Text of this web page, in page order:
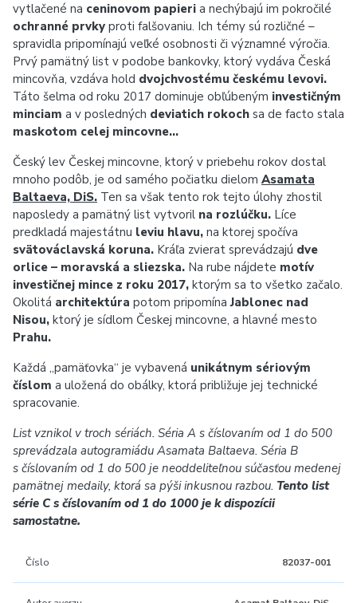
vytlačené na ceninovom papieri a nechýbajú im pokročilé
ochranné prvky proti falšovaniu. Ich témy sú rozličné –
spravidla pripomínajú veľké osobnosti či významné výročia.
Prvý pamätný list v podobe bankovky, ktorý vydáva Česká
mincovňa, vzdáva hold dvojchvostému českému levovi.
Táto šelma od roku 2017 dominuje obľúbeným investičným
minciam a v posledných deviatich rokoch sa de facto stala
maskotom celej mincovne…
Český lev Českej mincovne, ktorý v priebehu rokov dostal
mnoho podôb, je od samého počiatku dielom Asamata
Baltaeva, DiS. Ten sa však tento rok tejto úlohy zhostil
naposledy a pamätný list vytvoril na rozlúčku. Líce
predkladá majestátnu leviu hlavu, na ktorej spočíva
svätováclavská koruna. Kráľa zvierat sprevádzajú dve
orlice – moravská a sliezska. Na rube nájdete motív
investičnej mince z roku 2017, ktorým sa to všetko začalo.
Okolitá architektúra potom pripomínaJablonec nad
Nisou, ktorý je sídlom Českej mincovne, a hlavné mesto
Prahu.
Každá „pamäťovka“ je vybavená unikátnym sériovým
číslom a uložená do obálky, ktorá približuje jej technické
spracovanie.
List vznikol v troch sériách. Séria A s číslovaním od 1 do 500
sprevádzala autogramiádu Asamata Baltaeva. Séria B
s číslovaním od 1 do 500 je neoddeliteľnou súčasťou medenej
pamätnej medaily, ktorá sa pýši inkusnou razbou. Tento list
série C s číslovaním od 1 do 1000 je k dispozícii
samostatne.
Číslo 82037-001